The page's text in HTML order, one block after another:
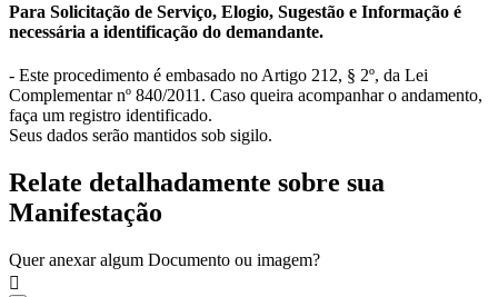
Para Solicitação de Serviço, Elogio, Sugestão e Informação é
necessária a identificação do demandante.
- Este procedimento é embasado no Artigo 212, § 2º, da Lei
Complementar nº 840/2011. Caso queira acompanhar o andamento,
faça um registro identificado.
Seus dados serão mantidos sob sigilo.
Relate detalhadamente sobre sua
Manifestação
Quer anexar algum Documento ou imagem?